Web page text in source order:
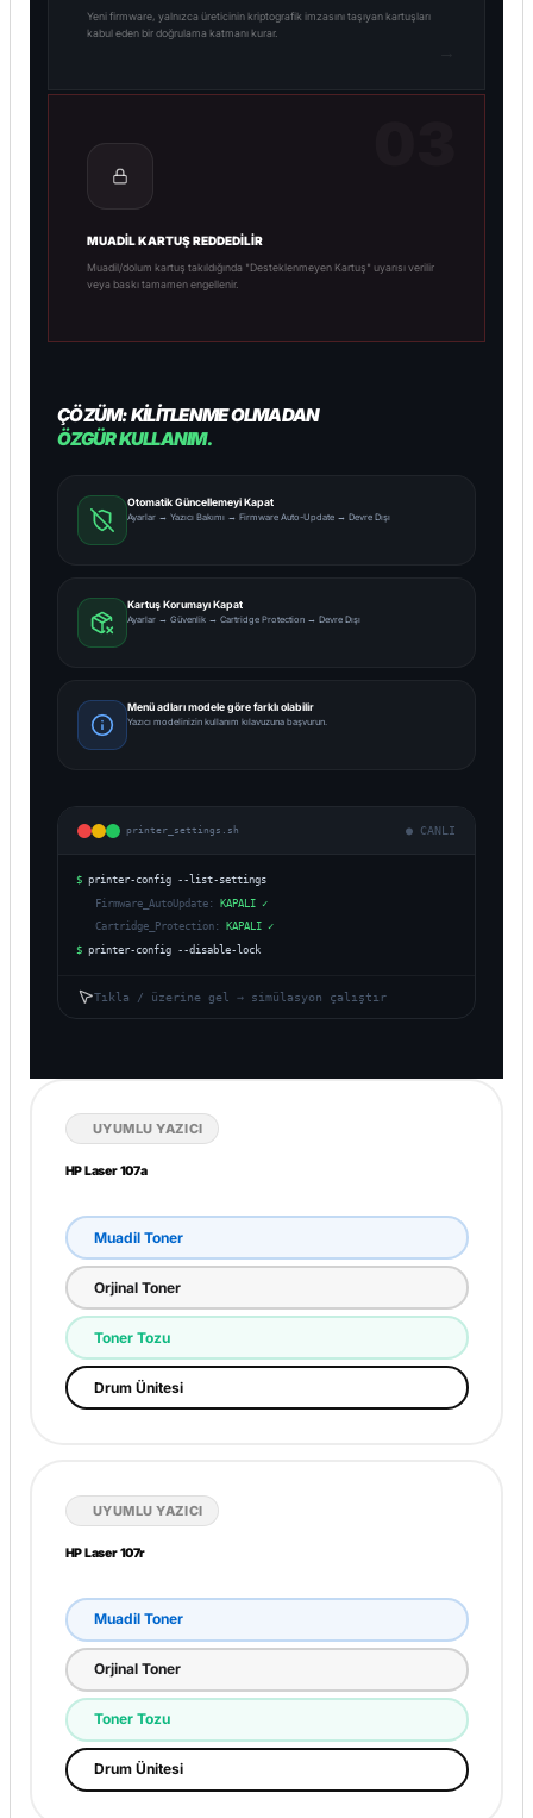
Yeni firmware, yalnızca üreticinin kriptografik imzasını taşıyan kartuşları
kabul eden bir doğrulama katmanı kurar.
MUADIL KARTUŞ REDDEDILIR
Muadil/dolum kartuş takıldığında "Desteklenmeyen Kartuş" uyarısı verilir
veya baskı tamamen engellenir.
ÇÖZÜM: KILITLENME OLMADAN
ÖZGÜR KULLANIM.
Otomatik Güncellemeyi Kapat
Ayarlar → Yazıcı Bakımı → Firmware Auto-Update → Devre Dışı
Kartuş Korumayı Kapat
Ayarlar → Güvenlik → Cartridge Protection → Devre Dışı
Menü adları modele göre farklı olabilir
Yazıcı modelinizin kullanım kılavuzuna başvurun.
printer_settings.sh ● CANLI
$ printer-config --list-settings
Firmware_AutoUpdate:
KAPALI ✓
Cartridge_Protection:
KAPALI ✓
$ printer-config --disable-lock
Muadil Toner
Orjinal Toner
Toner Tozu
Drum Ünitesi
Muadil Toner
Orjinal Toner
Toner Tozu
Drum Ünitesi